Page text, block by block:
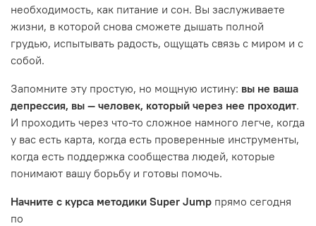
необходимость, как питание и сон. Вы заслуживаете
жизни, в которой снова сможете дышать полной
грудью, испытывать радость, ощущать связь с миром и с
собой.
Запомните эту простую, но мощную истину: вы не ваша
депрессия, вы — человек, который через нее проходит.
И проходить через что-то сложное намного легче, когда
у вас есть карта, когда есть проверенные инструменты,
когда есть поддержка сообщества людей, которые
понимают вашу борьбу и готовы помочь.
Начните с курса методики Super Jump прямо сегодня
по